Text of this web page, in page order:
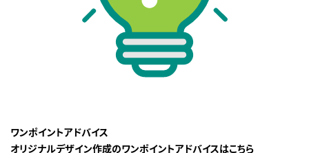
ワンポイントアドバイス
オリジナルデザイン作成のワンポイントアドバイスはこちら